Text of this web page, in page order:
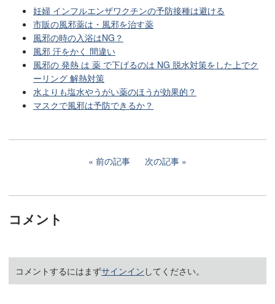
妊婦 インフルエンザワクチンの予防接種は避ける
市販の風邪薬は・風邪を治す薬
風邪の時の入浴はNG？
風邪 汗をかく 間違い
風邪の 発熱 は 薬 で下げるのは NG 脱水対策をした上でク
ーリング 解熱対策
水よりも塩水やうがい薬のほうが効果的？
マスクで風邪は予防できるか？
前の記事 次の記事
コメント
コメントするにはまずサインイン してください。